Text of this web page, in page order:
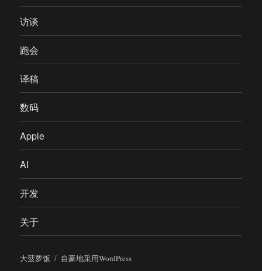
访谈
跑会
译稿
数码
Apple
AI
开发
关于
大菠萝饭 自豪地采用WordPress